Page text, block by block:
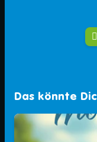
Das könnte